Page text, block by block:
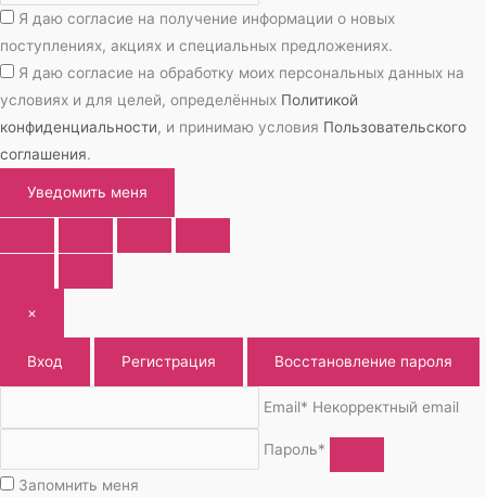
Я даю согласие на получение информации о новых
поступлениях, акциях и специальных предложениях.
Я даю согласие на обработку моих персональных данных на
условиях и для целей, определённых Политикой
конфиденциальности, и принимаю условия Пользовательского
соглашения.
Уведомить меня
×
Вход Регистрация Восстановление пароля
Email* Некорректный email
Пароль*
Запомнить меня